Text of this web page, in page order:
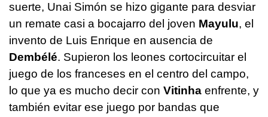
suerte, Unai Simón se hizo gigante para desviar
un remate casi a bocajarro del joven Mayulu, el
invento de Luis Enrique en ausencia de
Dembélé. Supieron los leones cortocircuitar el
juego de los franceses en el centro del campo,
lo que ya es mucho decir con Vitinha enfrente, y
también evitar ese juego por bandas que